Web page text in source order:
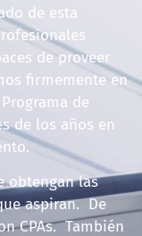
de esta
de proveer
firmemente en
de
de los años en
obtengan las
aspiran. De
CPAs. También